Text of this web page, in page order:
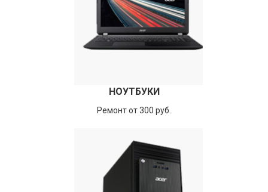
НОУТБУКИ
Ремонт от 300 руб.